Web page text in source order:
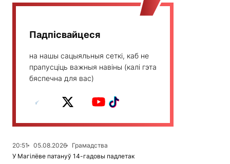
Падпісвайцеся
на нашы сацыяльныя сеткі, каб не
прапусціць важныя навіны (калі гэта
бяспечна для вас)
20:51 05.08.2026
Грамадства
У Магілёве патануў 14-гадовы падлетак